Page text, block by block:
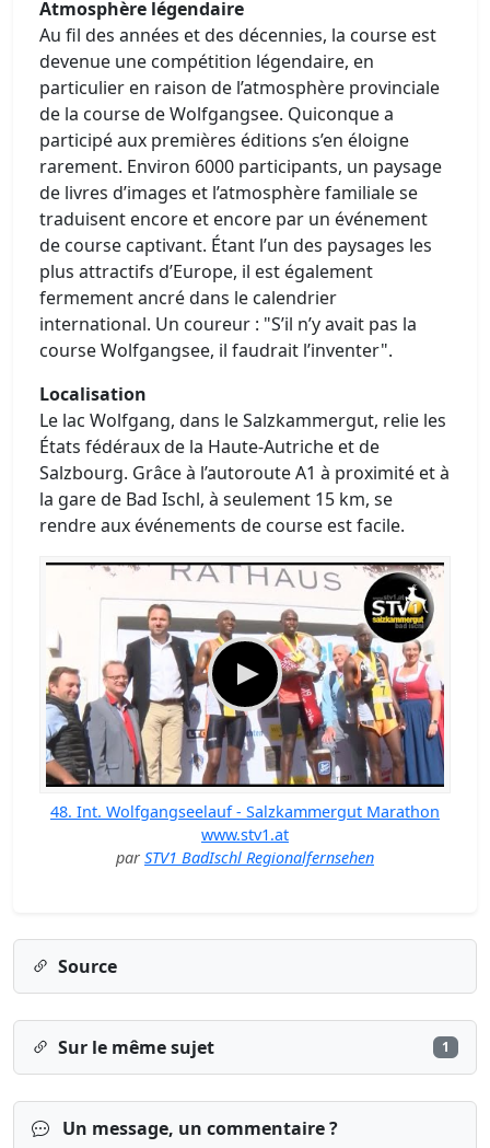
Atmosphère légendaire
Au fil des années et des décennies, la course est
devenue une compétition légendaire, en
particulier en raison de l’atmosphère provinciale
de la course de Wolfgangsee. Quiconque a
participé aux premières éditions s’en éloigne
rarement. Environ 6000 participants, un paysage
de livres d’images et l’atmosphère familiale se
traduisent encore et encore par un événement
de course captivant. Étant l’un des paysages les
plus attractifs d’Europe, il est également
fermement ancré dans le calendrier
international. Un coureur : "S’il n’y avait pas la
course Wolfgangsee, il faudrait l’inventer".
Localisation
Le lac Wolfgang, dans le Salzkammergut, relie les
États fédéraux de la Haute-Autriche et de
Salzbourg. Grâce à l’autoroute A1 à proximité et à
la gare de Bad Ischl, à seulement 15 km, se
rendre aux événements de course est facile.
48. Int. Wolfgangseelauf - Salzkammergut Marathon
www.stv1.at
par STV1 BadIschl Regionalfernsehen
Source
Sur le même sujet 1
Un message, un commentaire ?